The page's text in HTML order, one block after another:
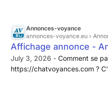
Annonces-voyance
annonces-voyance.eu ›
Affichage annonce -
July 3, 2026 - Comment se
https://chatvoyances.com ?